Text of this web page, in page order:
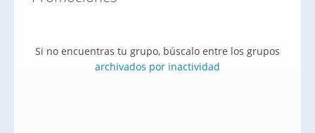
Si no encuentras tu grupo, búscalo entre los grupos
archivados por inactividad